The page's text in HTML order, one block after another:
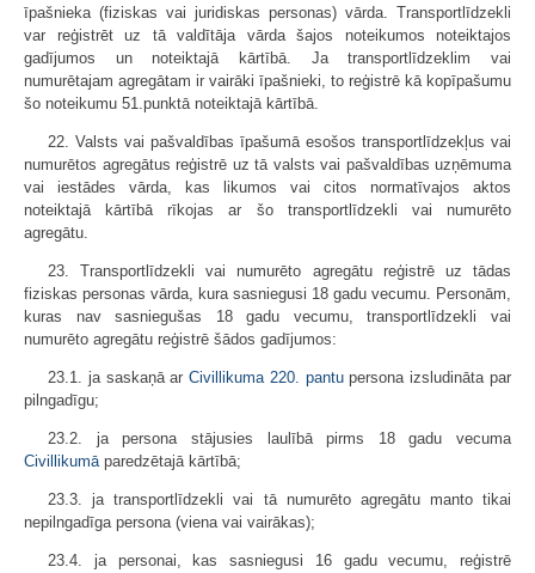
īpašnieka (fiziskas vai juridiskas personas) vārda. Transportlīdzekli
var reģistrēt uz tā valdītāja vārda šajos noteikumos noteiktajos
gadījumos un noteiktajā kārtībā. Ja transportlīdzeklim vai
numurētajam agregātam ir vairāki īpašnieki, to reģistrē kā kopīpašumu
šo noteikumu 51.punktā noteiktajā kārtībā.
22. Valsts vai pašvaldības īpašumā esošos transportlīdzekļus vai
numurētos agregātus reģistrē uz tā valsts vai pašvaldības uzņēmuma
vai iestādes vārda, kas likumos vai citos normatīvajos aktos
noteiktajā kārtībā rīkojas ar šo transportlīdzekli vai numurēto
agregātu.
23. Transportlīdzekli vai numurēto agregātu reģistrē uz tādas
fiziskas personas vārda, kura sasniegusi 18 gadu vecumu. Personām,
kuras nav sasniegušas 18 gadu vecumu, transportlīdzekli vai
numurēto agregātu reģistrē šādos gadījumos:
23.1. ja saskaņā arCivillikuma 220. pantupersona izsludināta par
pilngadīgu;
23.2. ja persona stājusies laulībā pirms 18 gadu vecuma
Civillikumāparedzētajā kārtībā;
23.3. ja transportlīdzekli vai tā numurēto agregātu manto tikai
nepilngadīga persona (viena vai vairākas);
23.4. ja personai, kas sasniegusi 16 gadu vecumu, reģistrē